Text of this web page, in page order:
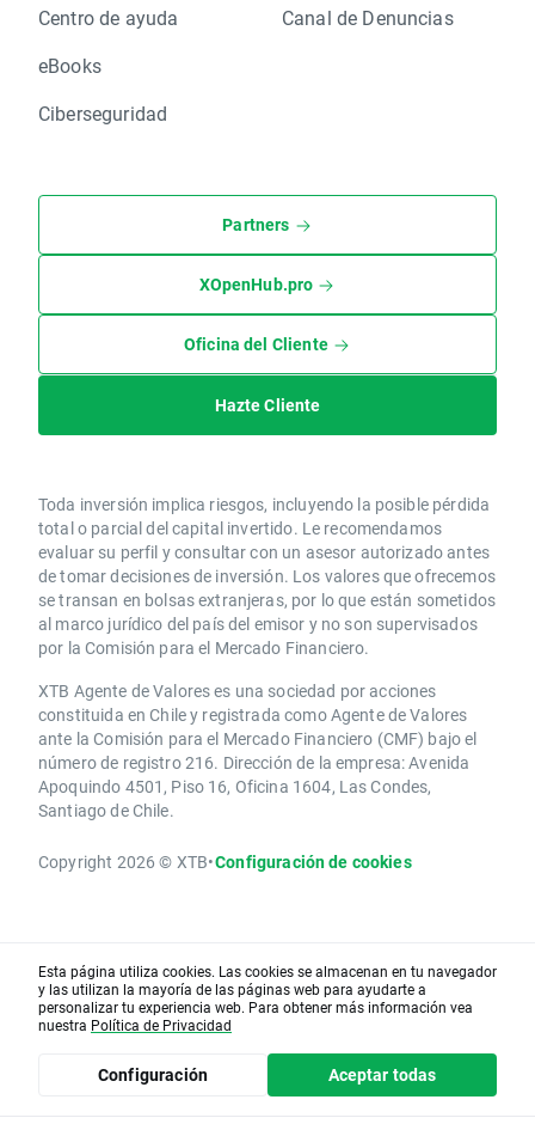
Centro de ayuda
eBooks
Ciberseguridad
Canal de Denuncias
Partners
XOpenHub.pro
Oficina del Cliente
Hazte Cliente
Toda inversión implica riesgos, incluyendo la posible pérdida
total o parcial del capital invertido. Le recomendamos
evaluar su perfil y consultar con un asesor autorizado antes
de tomar decisiones de inversión. Los valores que ofrecemos
se transan en bolsas extranjeras, por lo que están sometidos
al marco jurídico del país del emisor y no son supervisados
por la Comisión para el Mercado Financiero.
XTB Agente de Valores es una sociedad por acciones
constituida en Chile y registrada como Agente de Valores
ante la Comisión para el Mercado Financiero (CMF) bajo el
número de registro 216. Dirección de la empresa: Avenida
Apoquindo 4501, Piso 16, Oficina 1604, Las Condes,
Santiago de Chile.
Copyright 2026 © XTB•Configuración de cookies
Esta página utiliza cookies. Las cookies se almacenan en tu navegador
y las utilizan la mayoría de las páginas web para ayudarte a
personalizar tu experiencia web. Para obtener más información vea
nuestra Política de Privacidad
Configuración Aceptar todas